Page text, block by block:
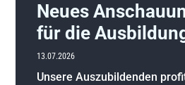
Neues
für die
13.07.2026
Unsere Auszubildenden